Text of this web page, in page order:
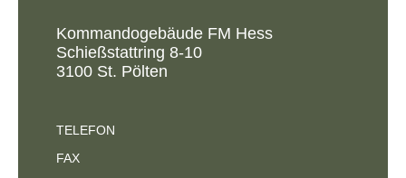
Kommandogebäude FM Hess
Schießstattring 8-10
3100 St. Pölten
TELEFON
FAX